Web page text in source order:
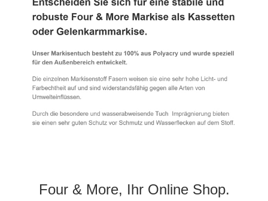
Four & More, Ihr Online Shop.